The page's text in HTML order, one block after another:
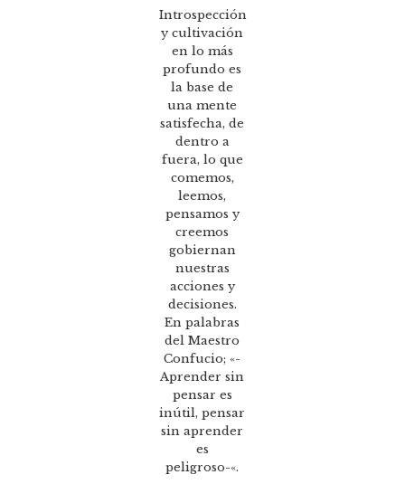
Introspección
y cultivación
en lo más
profundo es
la base de
una mente
satisfecha, de
dentro a
fuera, lo que
comemos,
leemos,
pensamos y
creemos
gobiernan
nuestras
acciones y
decisiones.
En palabras
del Maestro
Confucio; «-
Aprender sin
pensar es
inútil, pensar
sin aprender
es
peligroso-«.